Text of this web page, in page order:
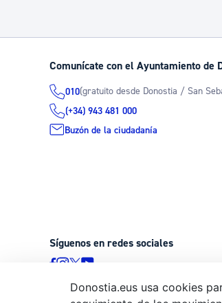
Comunícate con el Ayuntamiento de
010(gratuito desde Donostia / San
(+34) 943 481 000
Buzón de la ciudadanía
Síguenos en redes sociales
Donostia.eus usa cookies